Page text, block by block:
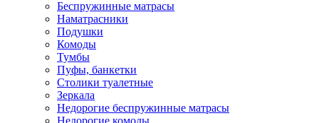
Беспружинные матрасы
Наматрасники
Подушки
Комоды
Тумбы
Пуфы, банкетки
Столики туалетные
Зеркала
Недорогие беспружинные матрасы
Недорогие комоды